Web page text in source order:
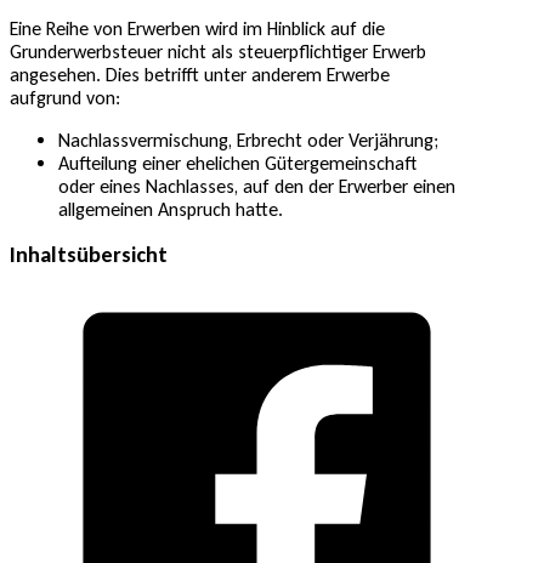
Eine Reihe von Erwerben wird im Hinblick auf die
Grunderwerbsteuer nicht als steuerpflichtiger Erwerb
angesehen. Dies betrifft unter anderem Erwerbe
aufgrund von:
Nachlassvermischung, Erbrecht oder Verjährung;
Aufteilung einer ehelichen Gütergemeinschaft
oder eines Nachlasses, auf den der Erwerber einen
allgemeinen Anspruch hatte.
Inhaltsübersicht